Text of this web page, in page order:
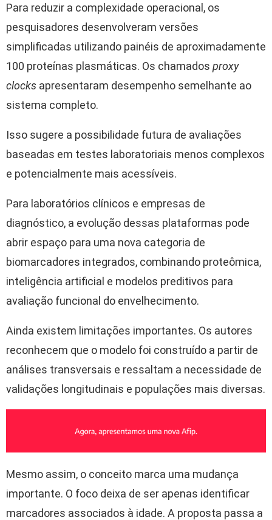
Para reduzir a complexidade operacional, os
pesquisadores desenvolveram versões
simplificadas utilizando painéis de aproximadamente
100 proteínas plasmáticas. Os chamados proxy
clocks apresentaram desempenho semelhante ao
sistema completo.
Isso sugere a possibilidade futura de avaliações
baseadas em testes laboratoriais menos complexos
e potencialmente mais acessíveis.
Para laboratórios clínicos e empresas de
diagnóstico, a evolução dessas plataformas pode
abrir espaço para uma nova categoria de
biomarcadores integrados, combinando proteômica,
inteligência artificial e modelos preditivos para
avaliação funcional do envelhecimento.
Ainda existem limitações importantes. Os autores
reconhecem que o modelo foi construído a partir de
análises transversais e ressaltam a necessidade de
validações longitudinais e populações mais diversas.
Mesmo assim, o conceito marca uma mudança
importante. O foco deixa de ser apenas identificar
marcadores associados à idade. A proposta passa a